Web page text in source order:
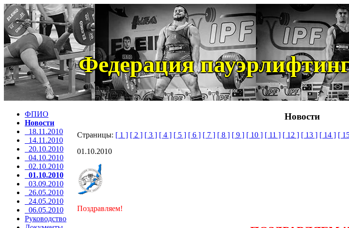
Федерация
ФПИО
Новости
18.11.2010
14.11.2010
20.10.2010
04.10.2010
02.10.2010
01.10.2010
03.09.2010
26.05.2010
24.05.2010
06.05.2010
Руководство
Новости
Страницы: [ 1 ] [ 2 ] [ 3 ] [ 4 ] [ 5 ] [ 6 ] [ 7 ] [ 8 ] [ 9 ] [ 10 ] [ 11 ] [ 12 ] [ 13 ] [ 14 ] [
01.10.2010
Поздравляем!